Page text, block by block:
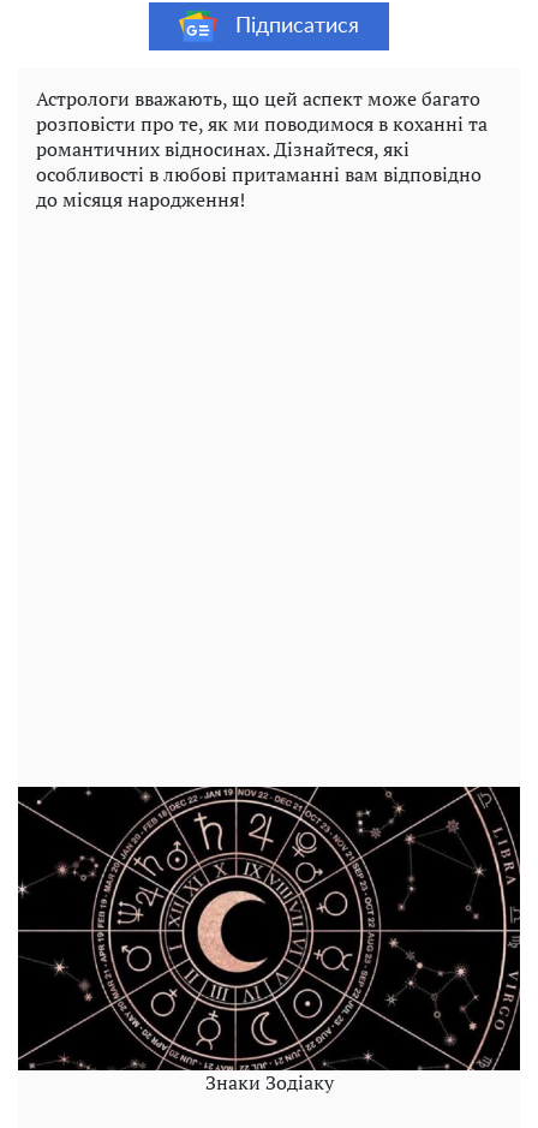
Підписатися
Астрологи вважають, що цей аспект може багато
розповісти про те, як ми поводимося в коханні та
романтичних відносинах. Дізнайтеся, які
особливості в любові притаманні вам відповідно
до місяця народження!
Знаки Зодіаку